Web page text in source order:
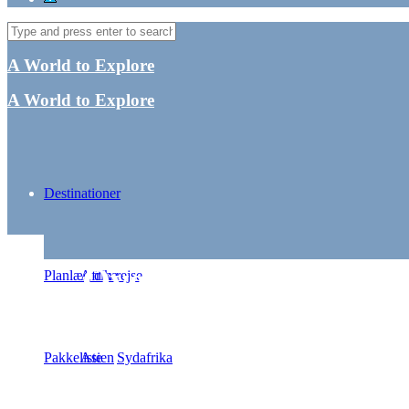
A World to Explore
A World to Explore
Destinationer
Afrika
Sydafrika
Asien
Planlæg din rejse
Pakkeliste
Over “bjerget”,